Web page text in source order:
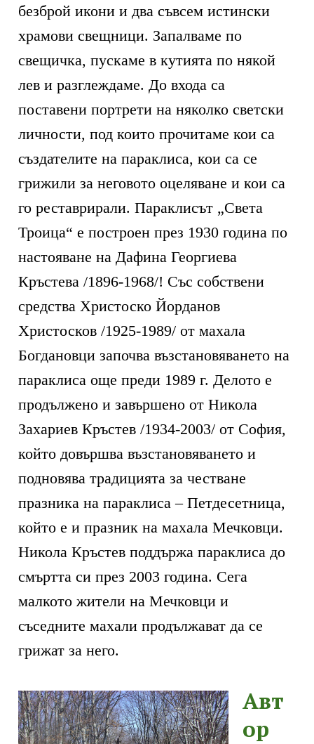
безброй икони и два съвсем истински
храмови свещници. Запалваме по
свещичка, пускаме в кутията по някой
лев и разглеждаме. До входа са
поставени портрети на няколко светски
личности, под които прочитаме кои са
създателите на параклиса, кои са се
грижили за неговото оцеляване и кои са
го реставрирали. Параклисът „Света
Троица“ е построен през 1930 година по
настояване на Дафина Георгиева
Кръстева /1896-1968/! Със собствени
средства Христоско Йорданов
Христосков /1925-1989/ от махала
Богдановци започва възстановяването на
параклиса още преди 1989 г. Делото е
продължено и завършено от Никола
Захариев Кръстев /1934-2003/ от София,
който довършва възстановяването и
подновява традицията за честване
празника на параклиса – Петдесетница,
който е и празник на махала Мечковци.
Никола Кръстев поддържа параклиса до
смъртта си през 2003 година. Сега
малкото жители на Мечковци и
съседните махали продължават да се
грижат за него.
Авт
ор